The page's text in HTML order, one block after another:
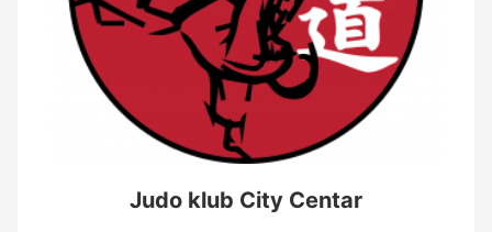
Judo klub City Centar